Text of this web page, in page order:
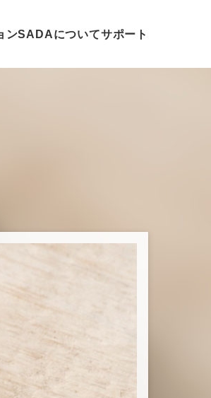
ンSADAについてサポート